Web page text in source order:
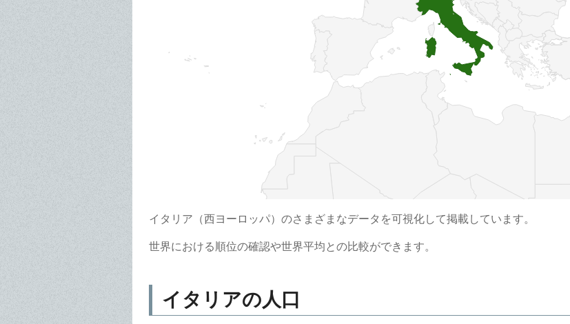
イタリア（西ヨーロッパ）のさまざまなデータを可視化して掲載しています。
世界における順位の確認や世界平均との比較ができます。
イタリアの人口